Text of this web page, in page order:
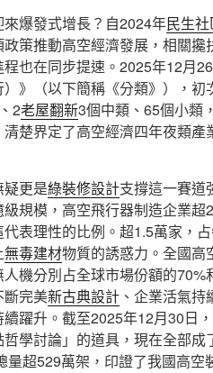
爆發式增長？自2024年民生
策推動高空經濟發展，相關攙
也在同步提速。2025年12月
》（以下簡稱《分類》），初
2老屋翻新3個中類、65個小類
楚界定了高空經濟四年夜類產
更是綠裝修設計支撐這一賽道
規模，高空飛行器制造企業超
表理性的比例。超1.5萬家，
無毒建材物質的誘惑力。全國高
機分別占全球市場份額的70%
斷完美新古典設計 、企業活氣
躍升。截至2025年12月30日
哲學討論」的道具，現在全部成
超529萬架，印證了我國高空